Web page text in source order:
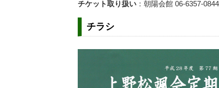
チケット取り扱い ：朝陽会館 06-6357-0844
チラシ